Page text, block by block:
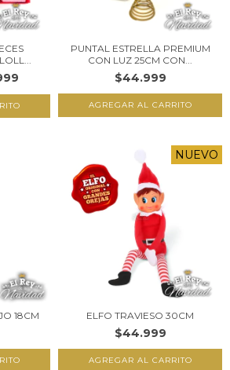
PUNTAL ESTRELLA PREMIUM
CON LUZ 25CM CON...
$44.999
18CM
NUEVO
ELFO TRAVIESO 30CM
$44.999